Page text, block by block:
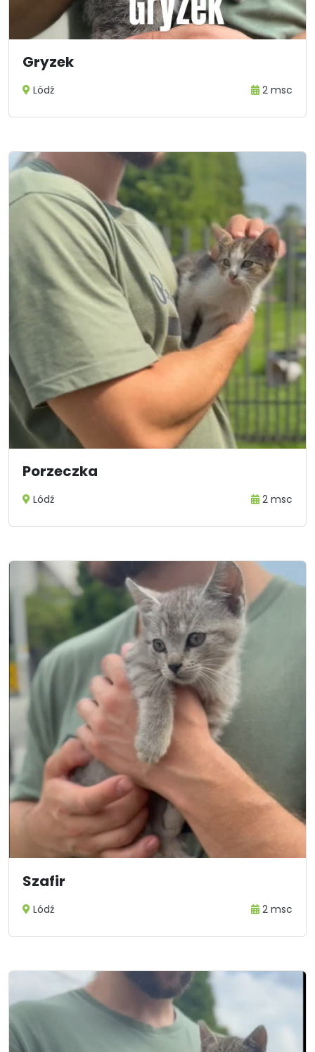
Gryzek
Lódź 2 msc
Porzeczka
Lódź 2 msc
Szafir
Lódź 2 msc